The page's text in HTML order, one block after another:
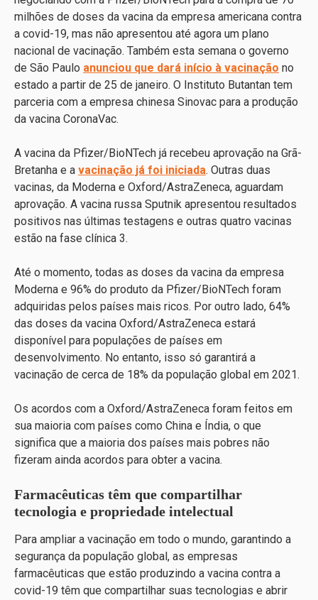
milhões de doses da vacina da empresa americana contra
a covid-19, mas não apresentou até agora um plano
nacional de vacinação. Também esta semana o governo
de São Paulo anunciou que dará início à vacinação no
estado a partir de 25 de janeiro. O Instituto Butantan tem
parceria com a empresa chinesa Sinovac para a produção
da vacina CoronaVac.
A vacina da Pfizer/BioNTech já recebeu aprovação na Grã-
Bretanha e a vacinação já foi iniciada. Outras duas
vacinas, da Moderna e Oxford/AstraZeneca, aguardam
aprovação. A vacina russa Sputnik apresentou resultados
positivos nas últimas testagens e outras quatro vacinas
estão na fase clínica 3.
Até o momento, todas as doses da vacina da empresa
Moderna e 96% do produto da Pfizer/BioNTech foram
adquiridas pelos países mais ricos. Por outro lado, 64%
das doses da vacina Oxford/AstraZeneca estará
disponível para populações de países em
desenvolvimento. No entanto, isso só garantirá a
vacinação de cerca de 18% da população global em 2021.
Os acordos com a Oxford/AstraZeneca foram feitos em
sua maioria com países como China e Índia, o que
significa que a maioria dos países mais pobres não
fizeram ainda acordos para obter a vacina.
Farmacêuticas têm que compartilhar
tecnologia e propriedade intelectual
Para ampliar a vacinação em todo o mundo, garantindo a
segurança da população global, as empresas
farmacêuticas que estão produzindo a vacina contra a
covid-19 têm que compartilhar suas tecnologias e abrir